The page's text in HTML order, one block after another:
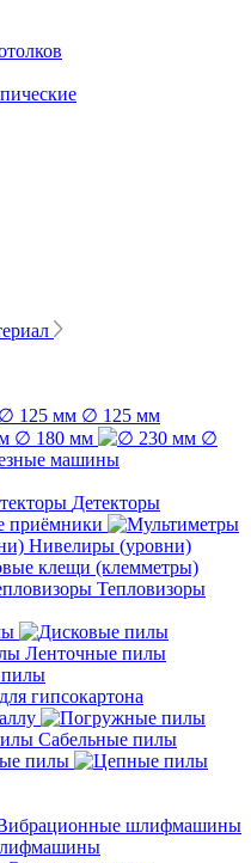
∅ 125 мм
∅ 180 мм
∅
машины
Детекторы
приёмники
Нивелиры (уровни)
Тепловизоры
Ленточные пилы
пилы
гипсокартона
Сабельные пилы
пилы
шлифмашины